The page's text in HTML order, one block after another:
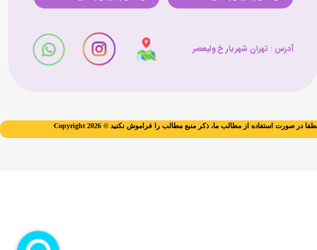
آدرس : تهران شهریار خ ولیعصر​​​​​​​